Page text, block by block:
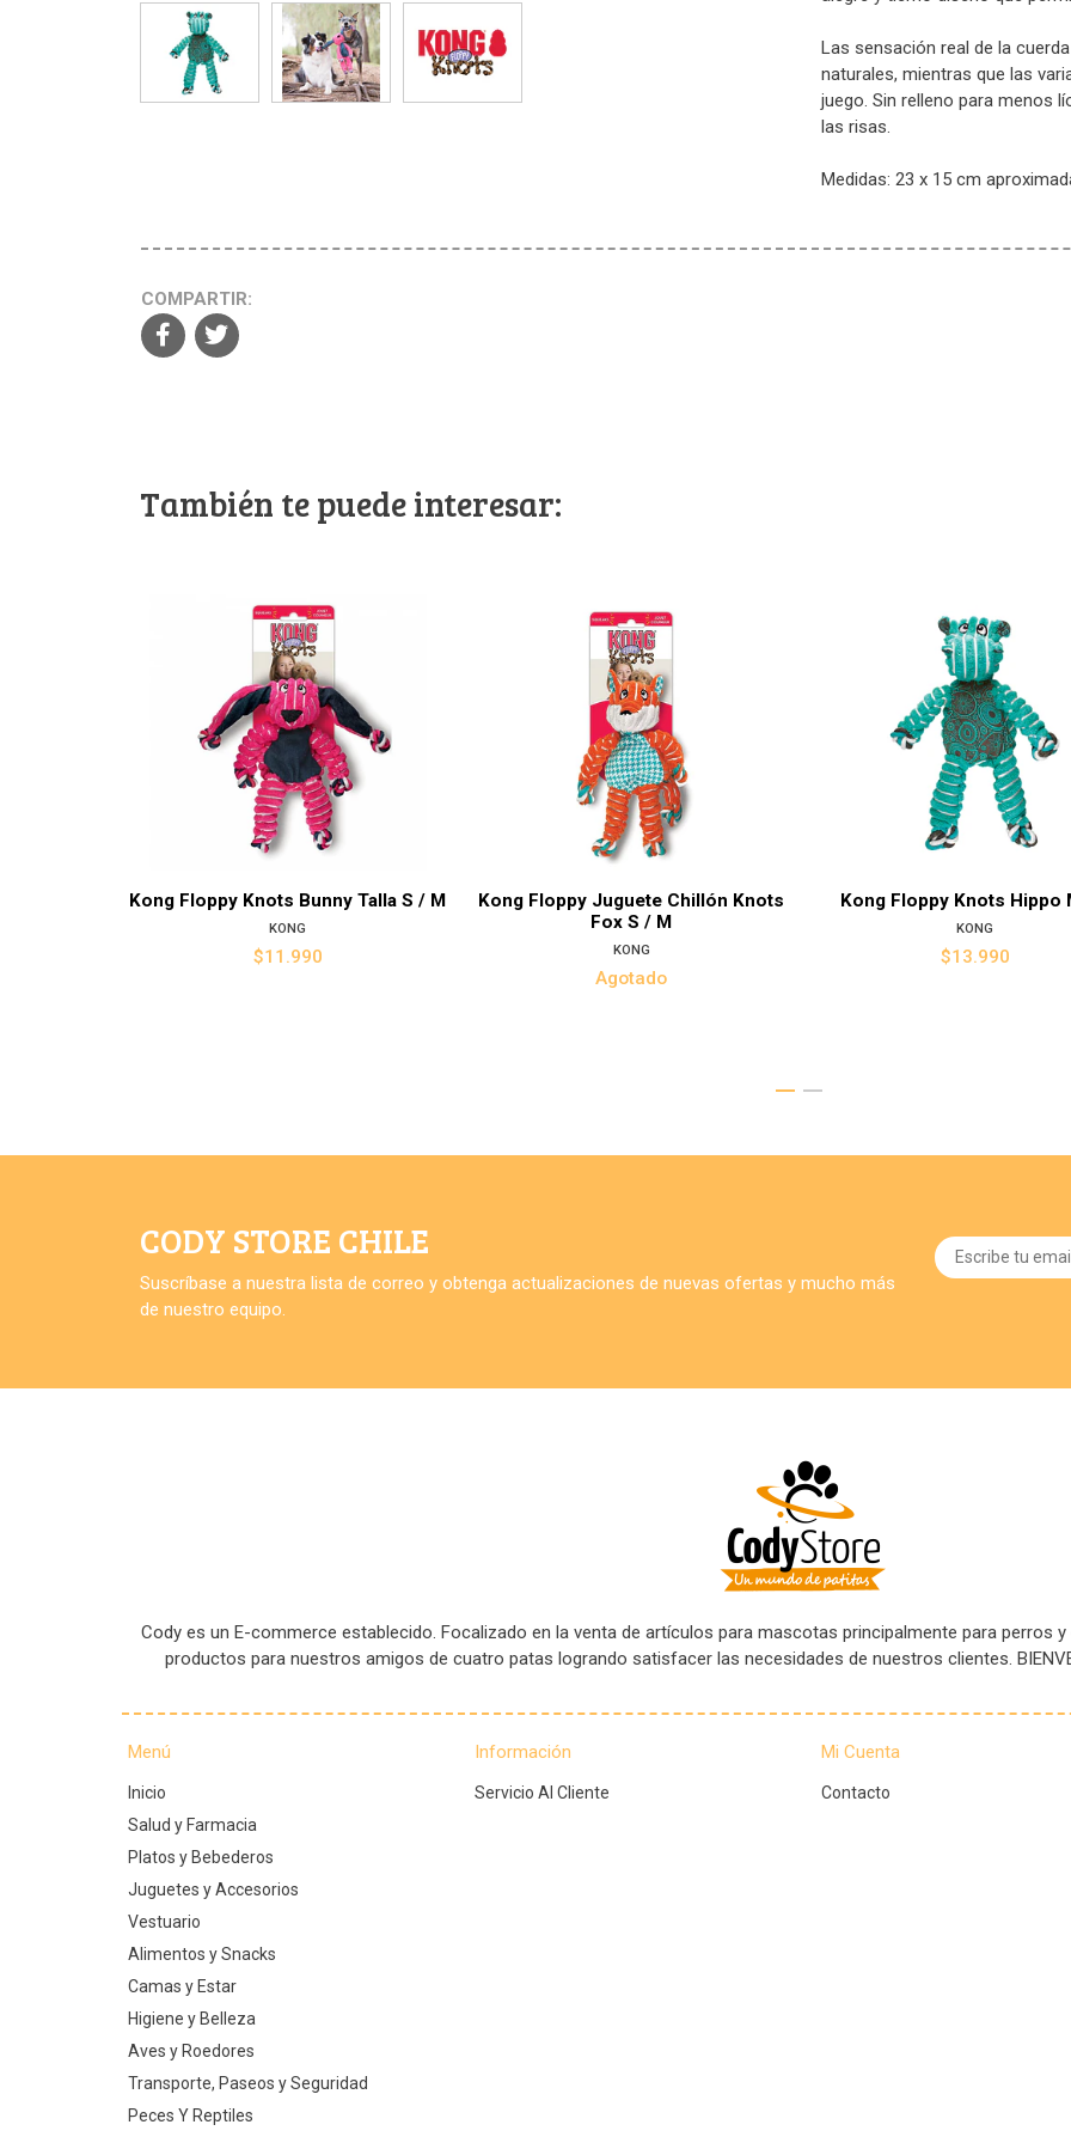
Las sensación real de la
naturales, mientras que las
juego. Sin relleno para menos
las risas.
Medidas: 23 x 15 cm
COMPARTIR:
También te puede interesar:
Kong Floppy Knots Bunny Talla S / M
KONG
$11.990
Ver detalles
Kong Floppy Juguete Chillón Knots
Fox S / M
KONG
Agotado
Kong Floppy Knots Hippo
KONG
$13.990
Ver
CODY STORE CHILE
Suscríbase a nuestra lista de correo y obtenga actualizaciones de nuevas ofertas y mucho más
de nuestro equipo.
Cody es un E-commerce establecido. Focalizado en la venta de artículos para mascotas principalmente para perros
productos para nuestros amigos de cuatro patas logrando satisfacer las necesidades de nuestros clientes.
Menú
Inicio
Salud y Farmacia
Platos y Bebederos
Juguetes y Accesorios
Vestuario
Alimentos y Snacks
Camas y Estar
Higiene y Belleza
Aves y Roedores
Transporte, Paseos y Seguridad
Peces Y Reptiles
Información
Servicio Al Cliente
Mi Cuenta
Contacto